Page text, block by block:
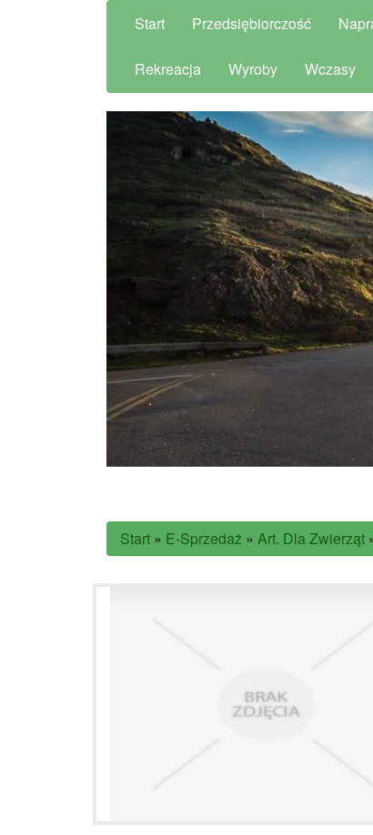
Start Przedsiębiorczość
Rekreacja Wyroby Wczasy
Start » E-Sprzedaż » Art. Dla Zwierząt